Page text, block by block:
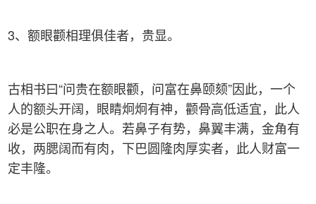
3、额眼颧相理俱佳者，贵显。
古相书曰“问贵在额眼颧，问富在鼻颐颏”因此，一个
人的额头开阔，眼睛炯炯有神，颧骨高低适宜，此人
必是公职在身之人。若鼻子有势，鼻翼丰满，金角有
收，两腮阔而有肉，下巴圆隆肉厚实者，此人财富一
定丰隆。